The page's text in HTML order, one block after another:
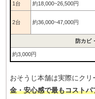
1台 約18,000~26,500円
2台 約36,000~47,000円
防カビ
約3,000円
おそうじ本舗は実際にク
金・安心感で最もコスト